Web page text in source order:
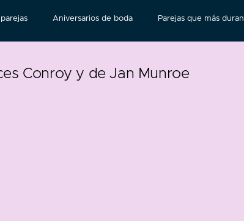
Aniversarios de boda Parejas que más duran
Conroy y de Jan Munroe